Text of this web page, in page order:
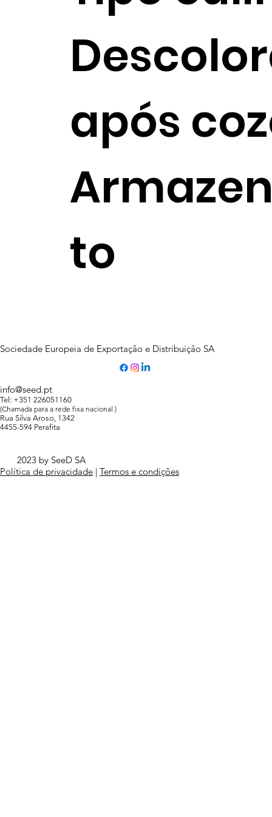
após
to
2023 by SeeD SA
Política de privacidade | Termos e condições
Sociedade Europeia de Exportação e Distribuição SA
info@seed.pt
Tel: +351 226051160
(Chamada para a rede fixa nacional )
Rua Silva Aroso, 1342
4455-594 Perafita